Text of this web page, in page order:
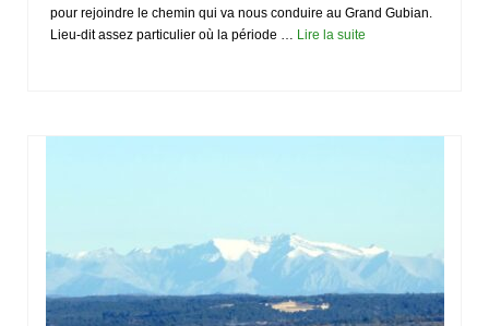
pour rejoindre le chemin qui va nous conduire au Grand Gubian.
Lieu-dit assez particulier où la période … Lire la suite­­